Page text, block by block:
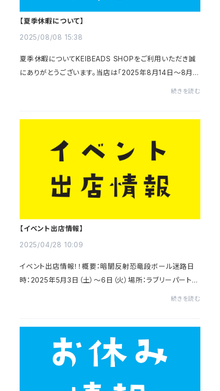
【夏季休暇について】
2025/08/08 15:38
夏季休暇についてKEIBEADS SHOPをご利用いただき誠
にありがとうございます。当店は「2025年8月14日～8月1
続きを読む
【イベント出店情報】
2025/04/28 10:09
イベント出店情報！！概要：暗闇反射恐竜段ボール迷路日
時：2025年5月3日（土）～6日（火）場所：ラブリーパートナ
続きを読む